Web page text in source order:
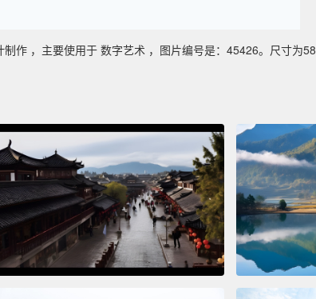
作 ，主要使用于 数字艺术 ，图片编号是：45426。尺寸为